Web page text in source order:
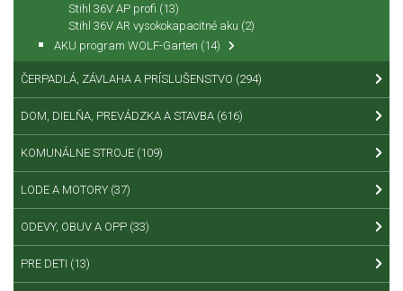
Stihl 36V AP profi (13)
Stihl 36V AR vysokokapacitné aku (2)
AKU program WOLF-Garten (14)
ČERPADLÁ, ZÁVLAHA A PRÍSLUŠENSTVO (294)
DOM, DIELŇA, PREVÁDZKA A STAVBA (616)
KOMUNÁLNE STROJE (109)
LODE A MOTORY (37)
ODEVY, OBUV A OPP (33)
PRE DETI (13)